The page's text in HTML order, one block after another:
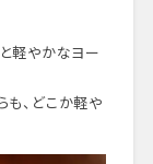
軽やかなヨー
、どこか軽や